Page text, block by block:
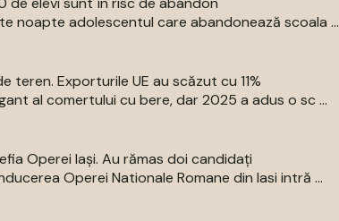
noapte adolescentul care abandonează scoala ...
teren. Exporturile UE au scăzut cu 11%
al comertului cu bere, dar 2025 a adus o sc ...
Operei Iași. Au rămas doi candidați
Operei Nationale Romane din Iasi intră ...